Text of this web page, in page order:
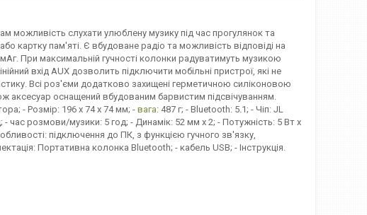
можливість слухати улюблену музику під час прогулянок та
картку пам'яті. Є вбудоване радіо та можливість відповіді на
При максимальній гучності колонки радуватимуть музикою
вхід AUX дозволить підключити мобільні пристрої, які не
Всі роз'єми додатково захищені герметичною силіконовою
аксесуар оснащений вбудованим барвистим підсвічуванням.
- Розмір: 196 х 74 х 74 мм; - вага: 487 г; - Bluetooth: 5.1; - Чіп: JL
час розмови/музики: 5 год; - Динамік: 52 мм х 2; - Потужність: 5 Вт х
підключення до ПК, з функцією гучного зв'язку,
Портативна колонка Bluetooth; - кабель USB; - Інструкція.